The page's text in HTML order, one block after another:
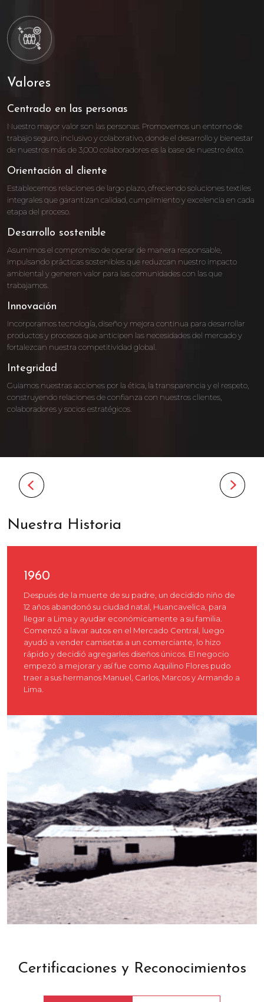
Valores
Centrado en las personas
Nuestro mayor valor son las personas. Promovemos un entorno de
trabajo seguro, inclusivo y colaborativo, donde el desarrollo y bienestar
de nuestros más de 3,000 colaboradores es la base de nuestro éxito.
Orientación al cliente
Establecemos relaciones de largo plazo, ofreciendo soluciones textiles
integrales que garantizan calidad, cumplimiento y excelencia en cada
etapa del proceso.
Desarrollo sostenible
Asumimos el compromiso de operar de manera responsable,
impulsando prácticas sostenibles que reduzcan nuestro impacto
ambiental y generen valor para las comunidades con las que
trabajamos.
Innovación
Incorporamos tecnología, diseño y mejora continua para desarrollar
productos y procesos que anticipen las necesidades del mercado y
fortalezcan nuestra competitividad global.
Integridad
Guiamos nuestras acciones por la ética, la transparencia y el respeto,
construyendo relaciones de confianza con nuestros clientes,
colaboradores y socios estratégicos.
Nuestra Historia
1960
Después de la muerte de su padre, un decidido niño de
12 años abandonó su ciudad natal, Huancavelica, para
llegar a Lima y ayudar económicamente a su familia.
Comenzó a lavar autos en el Mercado Central, luego
ayudó a vender camisetas a un comerciante, lo hizo
rápido y decidió agregarles diseños únicos. El negocio
empezó a mejorar y así fue como Aquilino Flores pudo
traer a sus hermanos Manuel, Carlos, Marcos y Armando a
Lima.
Certificaciones y Reconocimientos